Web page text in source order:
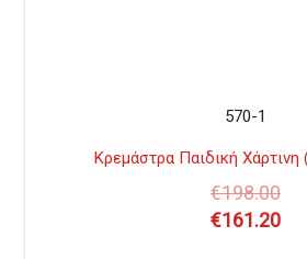
570-1
Κρεμάστρα Παιδική Χάρτινη
€198.00
€161.20